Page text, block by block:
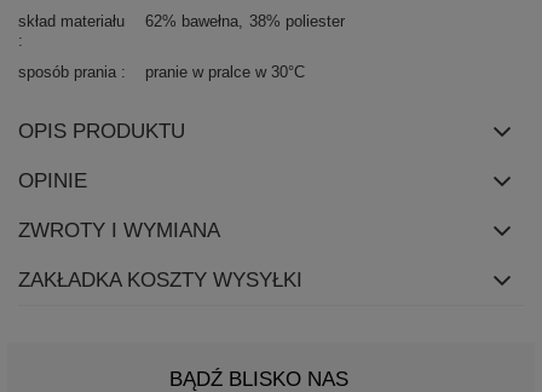
skład materiału 62% bawełna 38% poliester
sposób prania pranie w pralce w 30°C
OPIS PRODUKTU
OPINIE
ZWROTY I WYMIANA
ZAKŁADKA KOSZTY WYSYŁKI
BĄDŹ BLISKO NAS